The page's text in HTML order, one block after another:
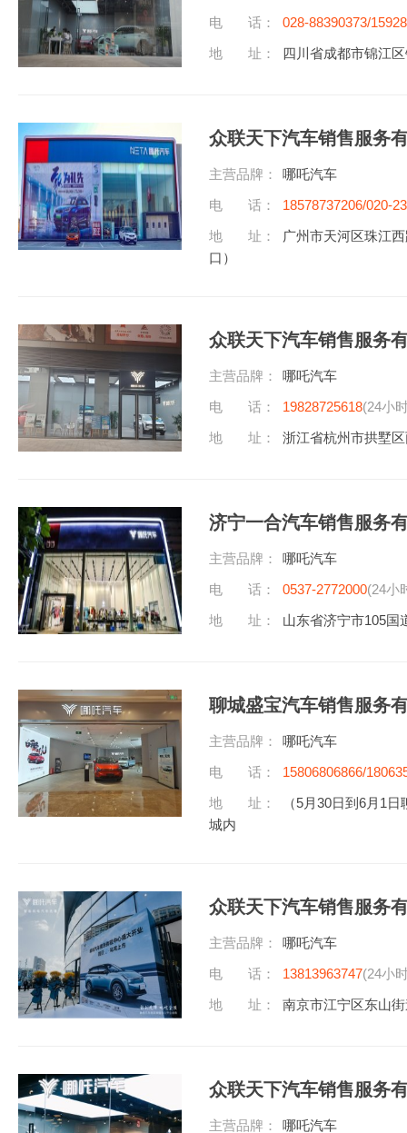
电 话：
028-88390373/
地 址：
四川省成都市锦江
众联天下汽车销售服务
主营品牌：
哪吒汽车
电 话：
18578737206/020-
地 址：
广州市天河区珠江
口）
众联天下汽车销售服务
主营品牌：
哪吒汽车
电 话：
19828725618(24小
地 址：
浙江省杭州市拱墅
济宁一合汽车销售服务
主营品牌：
哪吒汽车
电 话：
0537-2772000(24小
地 址：
山东省济宁市105国
聊城盛宝汽车销售服务
主营品牌：
哪吒汽车
电 话：
15806806866/
地 址：
（5月30日到6月1
城内
众联天下汽车销售服务
主营品牌：
哪吒汽车
电 话：
13813963747(24小
地 址：
南京市江宁区东山
众联天下汽车销售服务
主营品牌： 哪吒汽车